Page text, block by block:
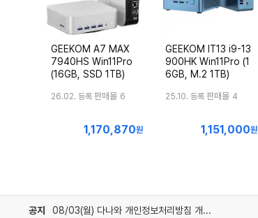
GEEKOM A7 MAX
7940HS Win11Pro
(16GB, SSD 1TB)
26.02. 등록 판매몰 6
최
1,170,870원
GEEKOM IT13 i9-13
900HK Win11Pro (1
6GB, M.2 1TB)
25.10. 등록 판매몰 4
최
1,151,000원
공지 08/03(월) 다나와 개인정보처리방침 개정 안내